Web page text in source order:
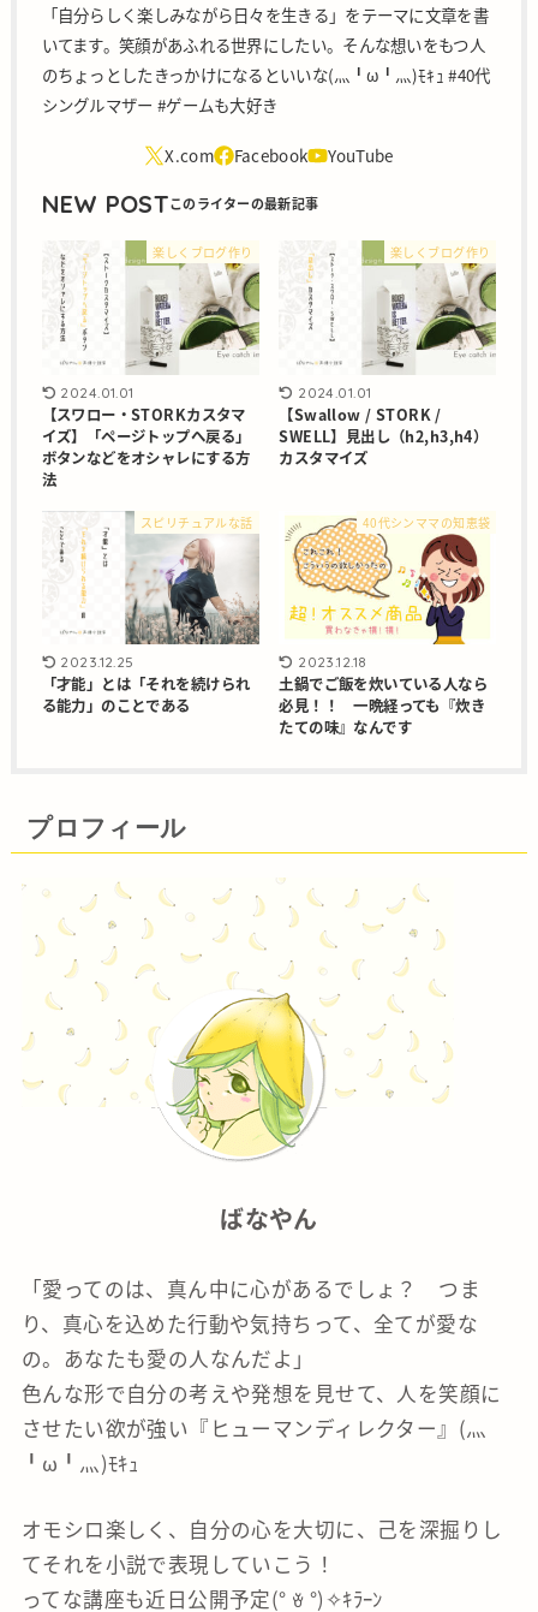
「自分らしく楽しみながら日々を生きる」をテーマに文章を書
いてます。笑顔があふれる世界にしたい。そんな想いをもつ人
のちょっとしたきっかけになるといいな(灬╹ω╹灬)ﾓｷｭ #40代
シングルマザー #ゲームも大好き
NEW POST
楽しくブログ作り
2024.01.01
【スワロー・STORKカスタマ
イズ】「ページトップへ戻る」
ボタンなどをオシャレにする方
法
楽しくブログ作り
2024.01.01
【Swallow / STORK /
SWELL】見出し（h2,h3,h4）
カスタマイズ
スピリチュアルな話
2023.12.25
「才能」とは「それを続けられ
る能力」のことである
40代シンママの知恵袋
2023.12.18
土鍋でご飯を炊いている人なら
必見！！ 一晩経っても『炊き
たての味』なんです
プロフィール
ばなやん
「愛ってのは、真ん中に心があるでしょ？ つま
り、真心を込めた行動や気持ちって、全てが愛な
の。あなたも愛の人なんだよ」
色んな形で自分の考えや発想を見せて、人を笑顔に
させたい欲が強い『ヒューマンディレクター』(灬
╹ω╹灬)ﾓｷｭ
オモシロ楽しく、自分の心を大切に、己を深掘りし
てそれを小説で表現していこう！
ってな講座も近日公開予定(° ꈊ °)✧ｷﾗｰﾝ